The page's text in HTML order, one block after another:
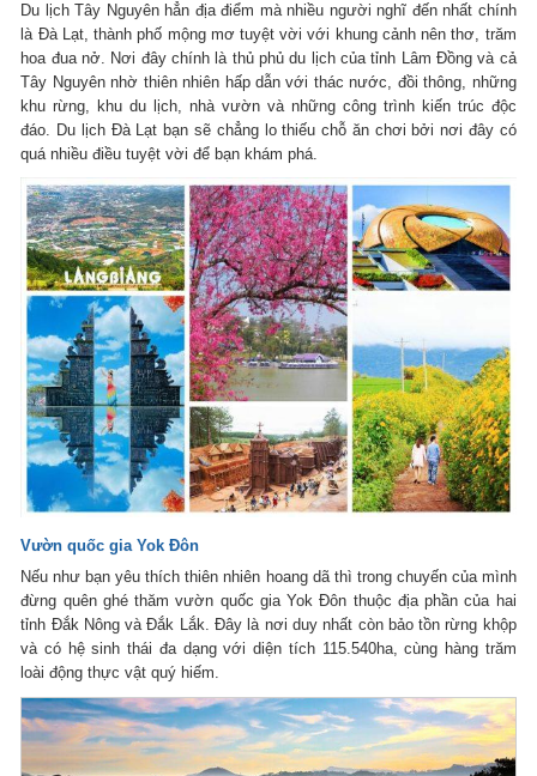
Du lịch Tây Nguyên hẳn địa điểm mà nhiều người nghĩ đến nhất chính
là Đà Lạt, thành phố mộng mơ tuyệt vời với khung cảnh nên thơ, trăm
hoa đua nở. Nơi đây chính là thủ phủ du lịch của tỉnh Lâm Đồng và cả
Tây Nguyên nhờ thiên nhiên hấp dẫn với thác nước, đồi thông, những
khu rừng, khu du lịch, nhà vườn và những công trình kiến trúc độc
đáo. Du lịch Đà Lạt bạn sẽ chẳng lo thiếu chỗ ăn chơi bởi nơi đây có
quá nhiều điều tuyệt vời để bạn khám phá.
Vườn quốc gia Yok Đôn
Nếu như bạn yêu thích thiên nhiên hoang dã thì trong chuyến của mình
đừng quên ghé thăm vườn quốc gia Yok Đôn thuộc địa phần của hai
tỉnh Đắk Nông và Đắk Lắk. Đây là nơi duy nhất còn bảo tồn rừng khộp
và có hệ sinh thái đa dạng với diện tích 115.540ha, cùng hàng trăm
loài động thực vật quý hiếm.